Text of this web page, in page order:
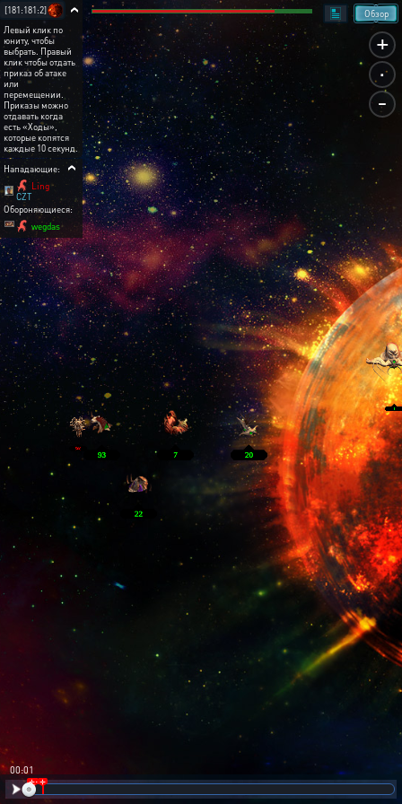
+
.
-
Обзор
[181:181:2]
Левый клик по
юниту, чтобы
выбрать. Правый
клик чтобы отдать
приказ об атаке
или
перемещении.
Приказы можно
отдавать когда
есть «Ходы»,
которые копятся
каждые 10 секунд.
Нападающие:
Ling
CZT
Обороняющиеся:
wegdas
00:02